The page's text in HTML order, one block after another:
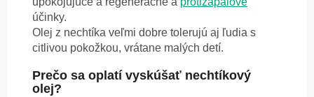
účinky.
Olej z nechtíka veľmi dobre tolerujú aj ľudia s
citlivou pokožkou, vrátane malých detí.
Prečo sa oplatí vyskúšať nechtíkový
olej?